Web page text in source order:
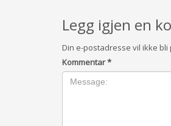
Legg igjen en
Din e-postadresse vil ikke bli
Kommentar*